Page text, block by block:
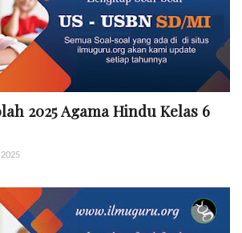
2025 Agama Hindu Kelas 6